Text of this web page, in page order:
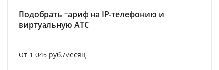
Подобрать тариф на IP-телефонию и
виртуальную АТС
От 1 046 руб./месяц